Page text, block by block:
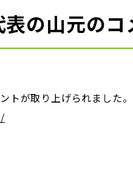
の山元の
トが取り上げられました